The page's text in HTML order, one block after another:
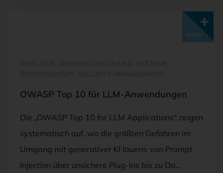
OWASP Top 10 für LLM-Anwendungen
Die „OWASP Top 10 for LLM Applications“ zeigen
systematisch auf, wo die größten Gefahren im
Umgang mit generativer KI lauern: von Prompt
Injection über unsichere Plug-ins bis zu Da…